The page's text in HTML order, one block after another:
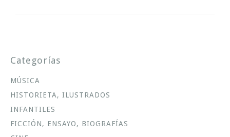
Categorías
MÚSICA
HISTORIETA, ILUSTRADOS
INFANTILES
FICCIÓN, ENSAYO, BIOGRAFÍAS